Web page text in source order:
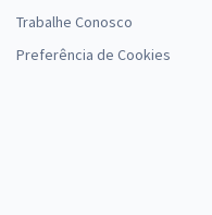
Trabalhe Conosco
Preferência de Cookies